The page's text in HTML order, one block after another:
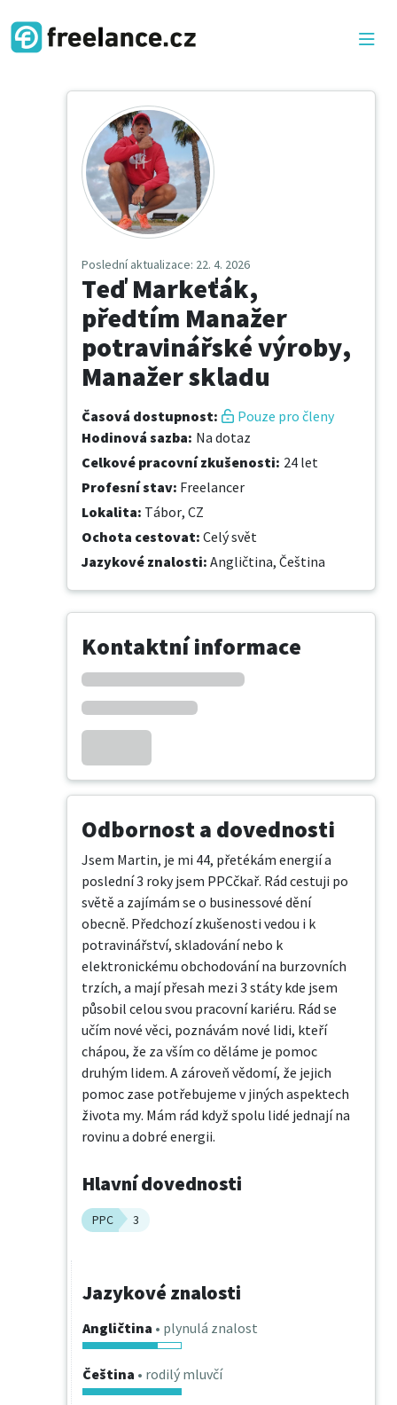
Poslední aktualizace: 22. 4. 2026
Teď Markeťák,
předtím Manažer
potravinářské výroby,
Manažer skladu
Časová dostupnost:
Pouze pro členy
Hodinová sazba: Na dotaz
Celkové pracovní zkušenosti: 24 let
Profesní stav: Freelancer
Lokalita: Tábor, CZ
Ochota cestovat: Celý svět
Jazykové znalosti: Angličtina, Čeština
Kontaktní informace
Odbornost a dovednosti
Jsem Martin, je mi 44, přetékám energií a
poslední 3 roky jsem PPCčkař. Rád cestuji po
světě a zajímám se o businessové dění
obecně. Předchozí zkušenosti vedou i k
potravinářství, skladování nebo k
elektronickému obchodování na burzovních
trzích, a mají přesah mezi 3 státy kde jsem
působil celou svou pracovní kariéru. Rád se
učím nové věci, poznávám nové lidi, kteří
chápou, že za vším co děláme je pomoc
druhým lidem. A zároveň vědomí, že jejich
pomoc zase potřebujeme v jiných aspektech
života my. Mám rád když spolu lidé jednají na
rovinu a dobré energii.
Hlavní dovednosti
PPC 3
Jazykové znalosti
Angličtina • plynulá znalost
Čeština • rodilý mluvčí